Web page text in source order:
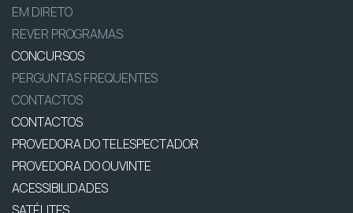
EM DIRETO
REVER PROGRAMAS
CONCURSOS
PERGUNTAS FREQUENTES
CONTACTOS
CONTACTOS
PROVEDORA DO TELESPECTADOR
PROVEDORA DO OUVINTE
ACESSIBILIDADES